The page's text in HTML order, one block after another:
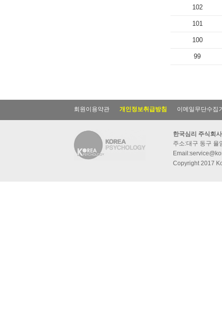
102
101
100
99
회원이용약관 개인정보취급방침 이메일무단수집
한국심리 주식회사
주소:대구 동구 율
Copyright 2017